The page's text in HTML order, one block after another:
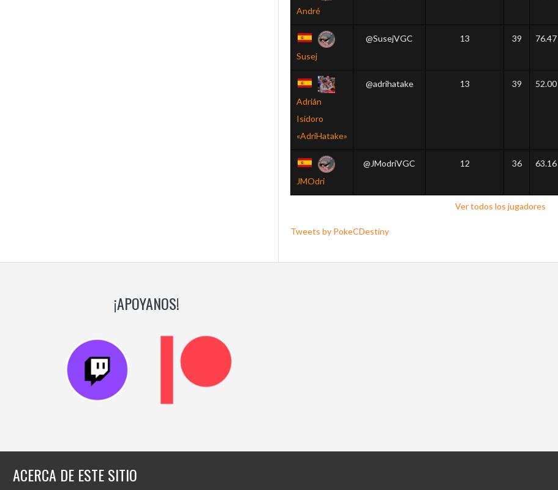
André
Susej
@SusejVGC 13 39 76.47
Adrián
Isidoro
«AdriHatake»
@adrihatake 13 39 52.00
JMOdri
@JModriVGC 12 36 63.16
Ver todos los jugadores
Tweets by PokeCDestiny
¡APOYANOS!
ACERCA DE ESTE SITIO